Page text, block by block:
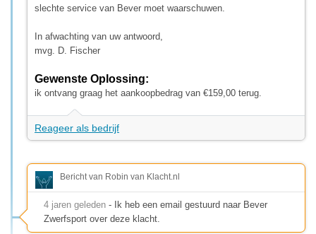
slechte service van Bever moet waarschuwen.
In afwachting van uw antwoord,
mvg. D. Fischer
Gewenste Oplossing:
ik ontvang graag het aankoopbedrag van €159,00 terug.
Reageer als bedrijf
Bericht van Robin van Klacht.nl
4 jaren geleden - Ik heb een email gestuurd naar Bever
Zwerfsport over deze klacht.